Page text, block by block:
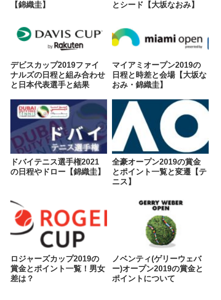
【錦織圭】
とシード【大坂なおみ】
デビスカップ2019ファイ
ナルズの日程と組み合わせ
と日本代表選手と結果
マイアミオープン2019の
日程と時差と会場【大坂な
おみ・錦織圭】
ドバイテニス選手権2021
の日程やドロー【錦織圭】
全豪オープン2019の賞金
とポイント一覧と変遷【テ
ニス】
ロジャーズカップ2019の
賞金とポイント一覧！男女
差は？
ノベンティ(ゲリーウェバ
ー)オープン2019の賞金と
ポイントについて